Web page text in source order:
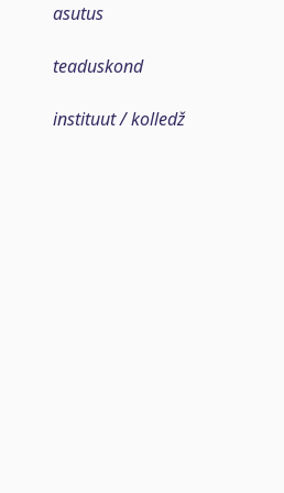
asutus
teaduskond
instituut / kolledž